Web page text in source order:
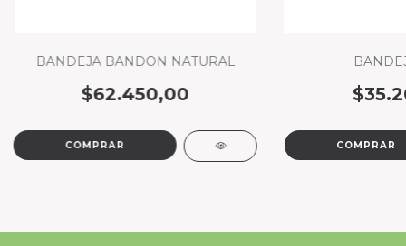
BANDEJA BANDON NATURAL
$62.450,00
COMPRAR